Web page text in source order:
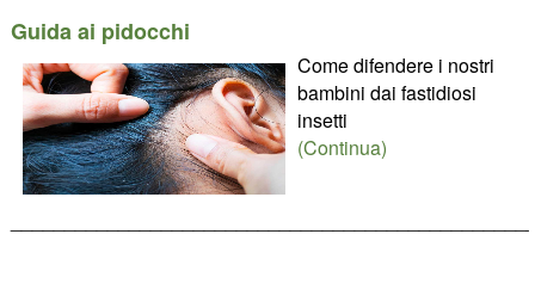
Guida ai pidocchi
Come difendere i nostri
bambini dai fastidiosi
insetti
(Continua)